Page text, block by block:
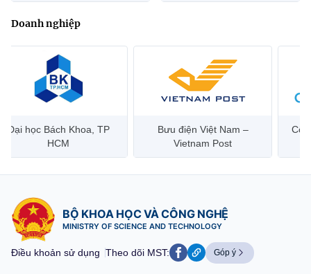
Doanh nghiệp
Bưu điện Việt Nam –
Vietnam Post
Công ty Cổ phần Hạ tầng
Viễn Thông CMC
BỘ KHOA HỌC VÀ CÔNG NGHỆ
MINISTRY OF SCIENCE AND TECHNOLOGY
Điều khoản sử dụng Theo dõi MST: Góp ý